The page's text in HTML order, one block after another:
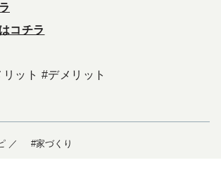
コチラ
ット #デメリット
／ #家づくり